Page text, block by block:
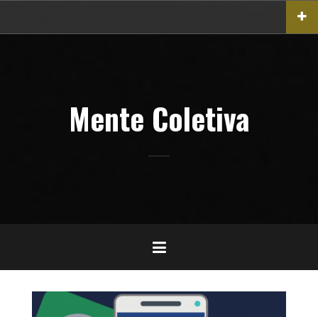
Mente Coletiva